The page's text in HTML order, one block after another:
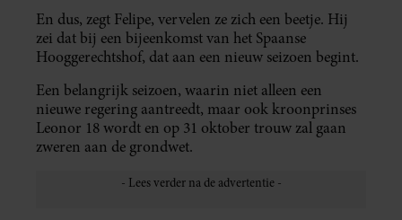
En dus, zegt Felipe, vervelen ze zich een beetje. Hij
zei dat bij een bijeenkomst van het Spaanse
Hooggerechtshof, dat aan een nieuw seizoen begint.
Een belangrijk seizoen, waarin niet alleen een
nieuwe regering aantreedt, maar ook kroonprinses
Leonor 18 wordt en op 31 oktober trouw zal gaan
zweren aan de grondwet.